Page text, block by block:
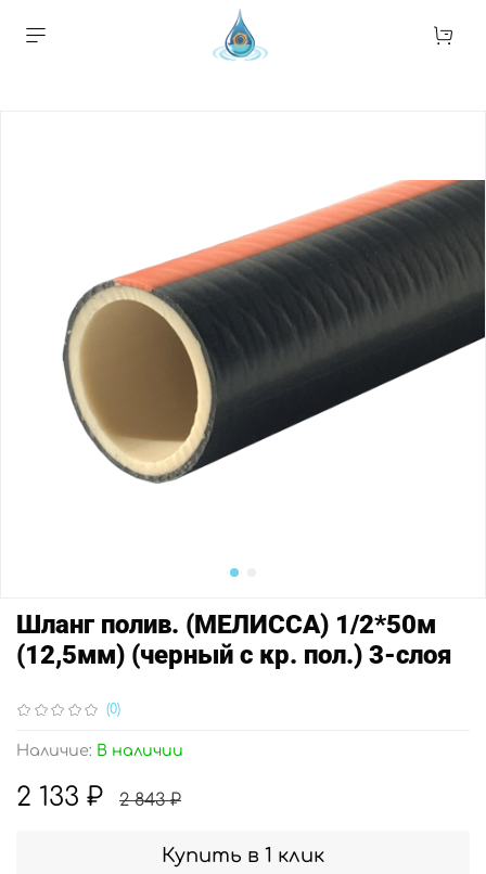
(0)
Наличие: В наличии
Шланг полив. (МЕЛИССА) 1/2*50м
(12,5мм) (черный с кр. пол.) 3-слоя
2 133 ₽ 2 843 ₽
Купить в 1 клик